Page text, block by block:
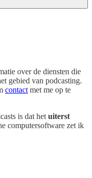
over de diensten die
gebied van podcasting.
contact met me op te
is dat het uiterst
computersoftware zet ik